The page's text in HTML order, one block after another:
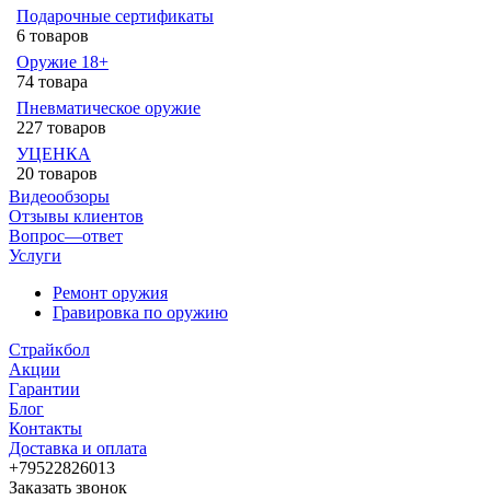
Подарочные сертификаты
6 товаров
Оружие 18+
74 товара
Пневматическое оружие
227 товаров
УЦЕНКА
20 товаров
Видеообзоры
Отзывы клиентов
Вопрос—ответ
Услуги
Ремонт оружия
Гравировка по оружию
Страйкбол
Акции
Гарантии
Блог
Контакты
Доставка и оплата
+79522826013
Заказать звонок